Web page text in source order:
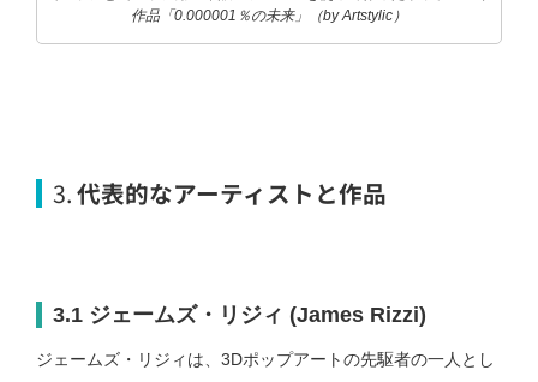
作品「0.000001％の未来」（by Artstylic）
3.代表的なアーティストと作品
3.1 ジェームズ・リジィ (James Rizzi)
ジェームズ・リジィは、3Dポップアートの先駆者の一人とし